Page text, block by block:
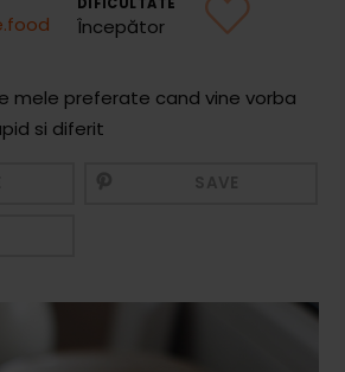
Începător
mele preferate cand vine vorba
si diferit